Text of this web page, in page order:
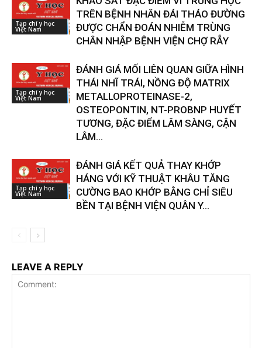
Tạp chí y học
Việt Nam
TRÊN BỆNH NHÂN ĐÁI THÁO ĐƯỜNG
ĐƯỢC CHẨN ĐOÁN NHIỄM TRÙNG
CHÂN NHẬP BỆNH VIỆN CHỢ RẪY
Tạp chí y học
Việt Nam
ĐÁNH GIÁ MỐI LIÊN QUAN GIỮA HÌNH
THÁI NHĨ TRÁI, NỒNG ĐỘ MATRIX
METALLOPROTEINASE-2,
OSTEOPONTIN, NT-PROBNP HUYẾT
TƯƠNG, ĐẶC ĐIỂM LÂM SÀNG, CẬN
LÂM...
Tạp chí y học
Việt Nam
ĐÁNH GIÁ KẾT QUẢ THAY KHỚP
HÁNG VỚI KỸ THUẬT KHÂU TĂNG
CƯỜNG BAO KHỚP BẰNG CHỈ SIÊU
BỀN TẠI BỆNH VIỆN QUÂN Y...
LEAVE A REPLY